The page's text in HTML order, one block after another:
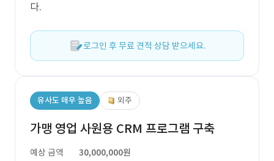
다.
로그인 후 무료 견적 상담 받으세요.
유사도 매우 높음 외주
가맹 영업 사원용 CRM 프로그램 구축
예상 금액
30,000,000원